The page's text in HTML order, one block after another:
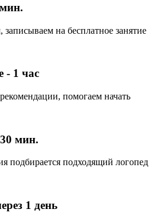
на бесплатное занятие
- 1 час
помогаем начать
мин.
подбирается подходящий логопед
1 день